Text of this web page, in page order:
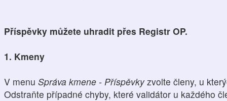
Příspěvky můžete uhradit přes Registr OP.
1. Kmeny
V menu Správa kmene - Příspěvkyzvolte členy, u
Odstraňte případné chyby, které validátor u každého